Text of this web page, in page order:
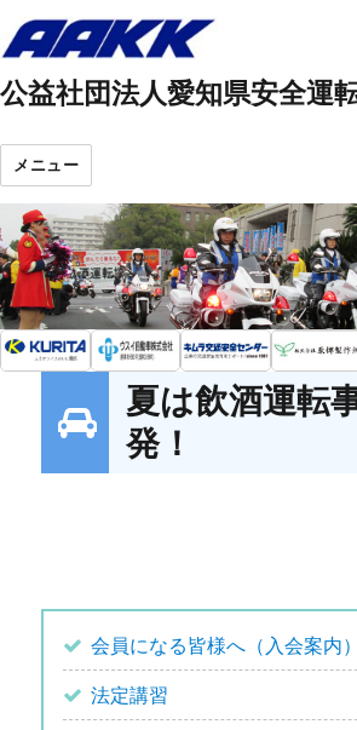
公益社団法人愛知県安全運
メニュー
夏は飲酒運転
発！
会員になる皆様へ（入会案内）
法定講習